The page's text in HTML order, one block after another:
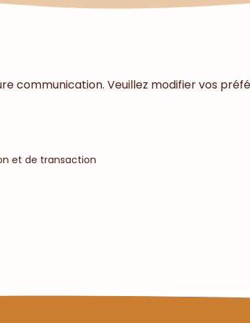
communication. Veuillez modifier vos
et de transaction